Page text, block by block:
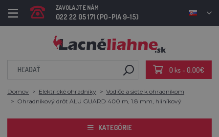
ZAVOLAJTE NÁM
022 22 05 171 (PO-PIA 9-15)
0 ks - 0,00€
Domov Elektrické ohradníky
Vodiče a siete k ohradníkom
Ohradníkový drôt ALU GUARD 400 m, 1.8 mm, hliníkový
KATEGÓRIE